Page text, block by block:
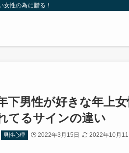
女性の為に贈る！
下男性が好きな年上
てるサインの違い
男性心理 2022年3月15日 2022年10月11